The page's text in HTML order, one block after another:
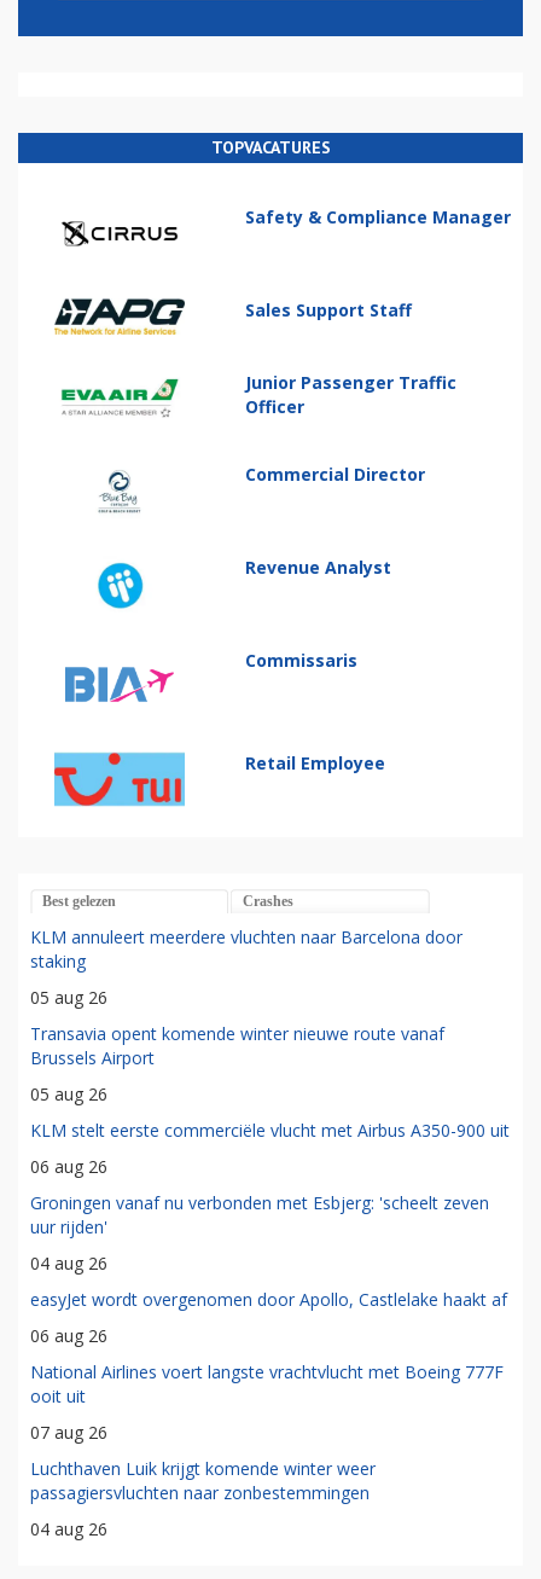
TOPVACATURES
Safety & Compliance Manager
Sales Support Staff
Junior Passenger Traffic
Officer
Commercial Director
Revenue Analyst
Commissaris
Retail Employee
Best gelezen Crashes
KLM annuleert meerdere vluchten naar Barcelona door
staking
05 aug 26
Transavia opent komende winter nieuwe route vanaf
Brussels Airport
05 aug 26
KLM stelt eerste commerciële vlucht met Airbus A350-900 uit
06 aug 26
Groningen vanaf nu verbonden met Esbjerg: 'scheelt zeven
uur rijden'
04 aug 26
easyJet wordt overgenomen door Apollo, Castlelake haakt af
06 aug 26
National Airlines voert langste vrachtvlucht met Boeing 777F
ooit uit
07 aug 26
Luchthaven Luik krijgt komende winter weer
passagiersvluchten naar zonbestemmingen
04 aug 26